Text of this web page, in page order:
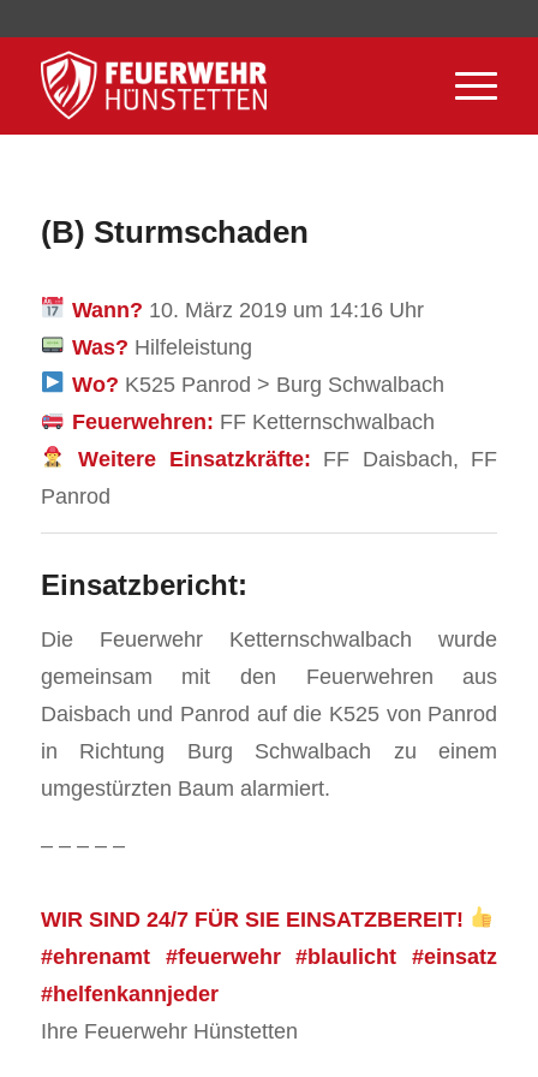
(B) Sturmschaden
Wann? 10. März 2019 um 14:16 Uhr
Was? Hilfeleistung
Wo? K525 Panrod > Burg Schwalbach
Feuerwehren: FF Ketternschwalbach
Weitere Einsatzkräfte: FF Daisbach, FF
Panrod
Einsatzbericht:
Die Feuerwehr Ketternschwalbach wurde
gemeinsam mit den Feuerwehren aus
Daisbach und Panrod auf die K525 von Panrod
in Richtung Burg Schwalbach zu einem
umgestürzten Baum alarmiert.
– – – – –
WIR SIND 24/7 FÜR SIE EINSATZBEREIT!
#ehrenamt #feuerwehr #blaulicht #einsatz
#helfenkannjeder
Ihre Feuerwehr Hünstetten